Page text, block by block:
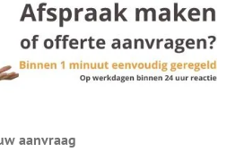
aanvraag